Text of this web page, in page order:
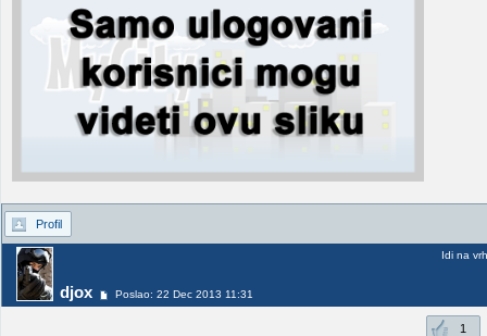
Profil
djox Poslao: 22 Dec 2013 11:31
Idi na vrh
1